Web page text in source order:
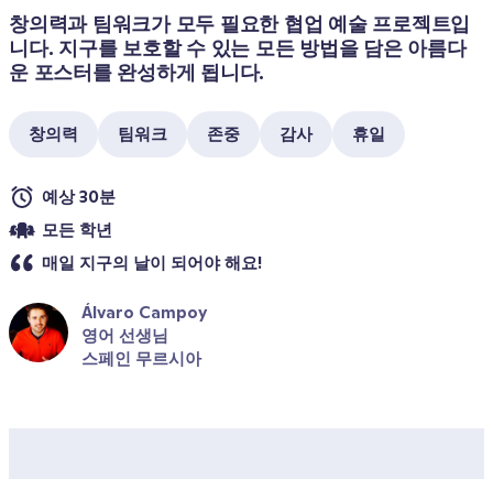
창의력과 팀워크가 모두 필요한 협업 예술 프로젝트입
니다. 지구를 보호할 수 있는 모든 방법을 담은 아름다
운 포스터를 완성하게 됩니다.
창의력 팀워크 존중 감사 휴일
예상 30분
모든 학년
매일 지구의 날이 되어야 해요!
Álvaro Campoy
영어 선생님
스페인 무르시아